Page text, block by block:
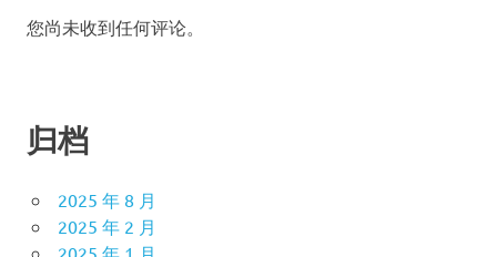
您尚未收到任何评论。
归档
2025 年 8 月
2025 年 2 月